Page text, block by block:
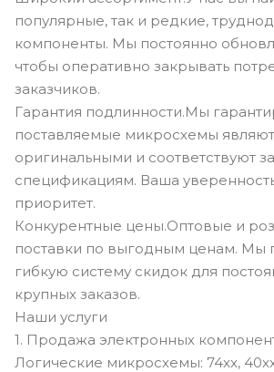
популярные, так и редкие,
компоненты. Мы постоянно
чтобы оперативно закрывать
заказчиков.
Гарантия подлинности.Мы
поставляемые микросхемы
оригинальными и соответствуют
спецификациям. Ваша
приоритет.
Конкурентные цены.Оптовые и
поставки по выгодным ценам. Мы
гибкую систему скидок для
крупных заказов.
Наши услуги
1. Продажа электронных
Логические микросхемы: 74xx,